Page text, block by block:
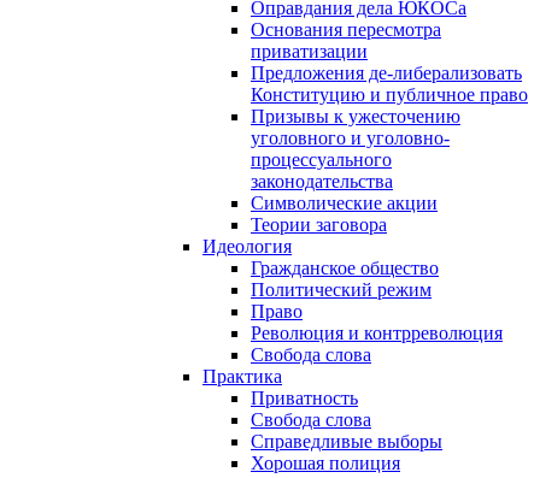
Оправдания дела ЮКОСа
Основания пересмотра
приватизации
Предложения де-либерализовать
Конституцию и публичное право
Призывы к ужесточению
уголовного и уголовно-
процессуального
законодательства
Символические акции
Теории заговора
Идеология
Гражданское общество
Политический режим
Право
Революция и контрреволюция
Свобода слова
Практика
Приватность
Свобода слова
Справедливые выборы
Хорошая полиция